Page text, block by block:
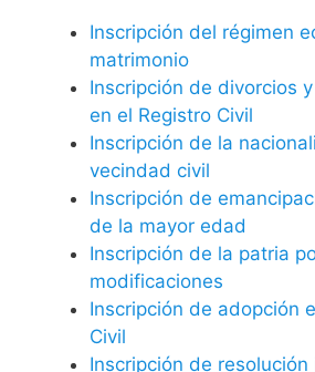
Inscripción del régimen
matrimonio
Inscripción de divorcios
en el Registro Civil
Inscripción de la
vecindad civil
Inscripción de
de la mayor edad
Inscripción de la patria
modificaciones
Inscripción de adopción
Civil
Inscripción de